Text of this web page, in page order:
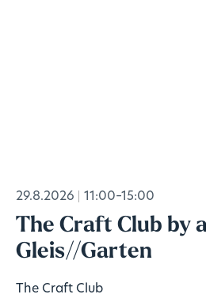
29.8.2026 11:00–15:00
The Craft Club by
Gleis//Garten
The Craft Club